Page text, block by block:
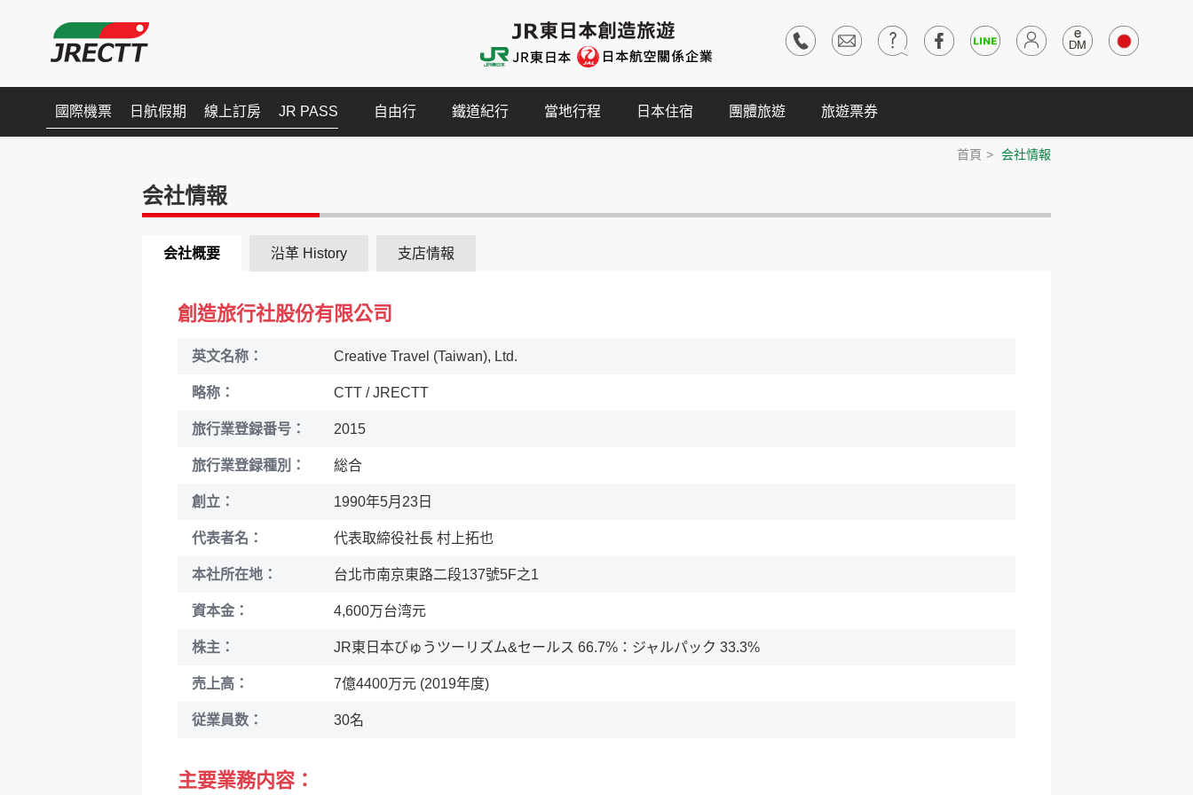
國際機票 日航假期 線上訂房 JR PASS 自由行 鐵道紀行 當地行程 日本住宿 團體旅遊 旅遊票券
首頁 会社情報
会社情報
会社概要 沿革 History 支店情報
創造旅行社股份有限公司
英文名称： Creative Travel (Taiwan), Ltd.
略称： CTT / JRECTT
旅行業登録番号： 2015
旅行業登録種別： 総合
創立： 1990年5月23日
代表者名： 代表取締役社長 村上拓也
本社所在地： 台北市南京東路二段137號5F之1
資本金： 4,600万台湾元
株主： JR東日本びゅうツーリズム&セールス 66.7%：ジャルパック 33.3%
売上高： 7億4400万元 (2019年度)
従業員数： 30名
主要業務内容：